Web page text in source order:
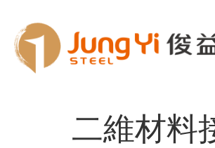
二維材料